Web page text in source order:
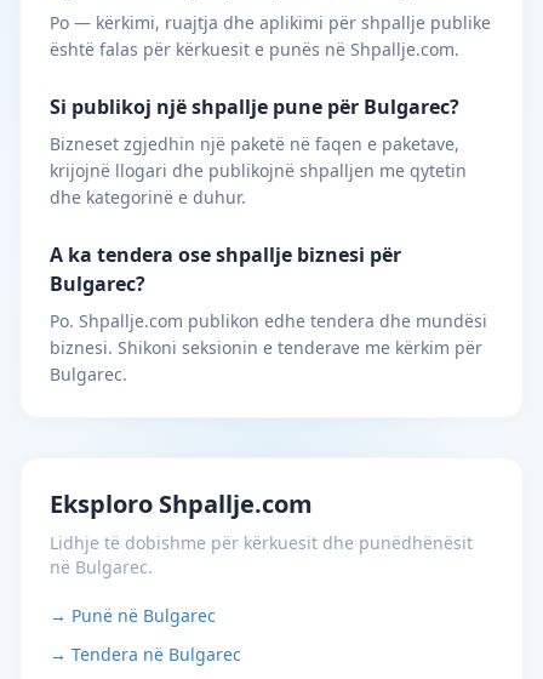
Po — kërkimi, ruajtja dhe aplikimi për shpallje publike
është falas për kërkuesit e punës në Shpallje.com.
Si publikoj një shpallje pune për Bulgarec?
Bizneset zgjedhin një paketë në faqen e paketave,
krijojnë llogari dhe publikojnë shpalljen me qytetin
dhe kategorinë e duhur.
A ka tendera ose shpallje biznesi për
Bulgarec?
Po. Shpallje.com publikon edhe tendera dhe mundësi
biznesi. Shikoni seksionin e tenderave me kërkim për
Bulgarec.
Eksploro Shpallje.com
Lidhje të dobishme për kërkuesit dhe punëdhënësit
në Bulgarec.
→ Punë në Bulgarec
→ Tendera në Bulgarec